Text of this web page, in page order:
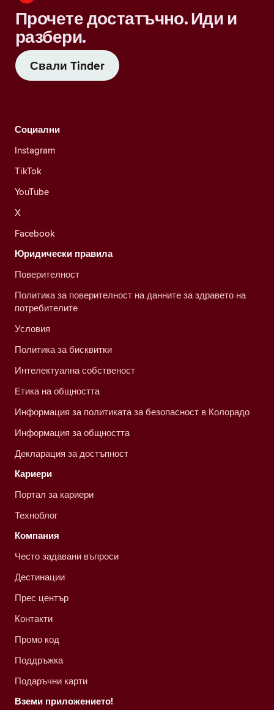
Прочете достатъчно. Иди и
разбери.
Свали Tinder
Социални
Instagram
TikTok
YouTube
X
Facebook
Юридически правила
Поверителност
Политика за поверителност на данните за здравето на
потребителите
Условия
Политика за бисквитки
Интелектуална собственост
Етика на общността
Информация за политиката за безопасност в Колорадо
Информация за общността
Декларация за достъпност
Кариери
Портал за кариери
Техноблог
Компания
Често задавани въпроси
Дестинации
Прес център
Контакти
Промо код
Поддръжка
Подаръчни карти
Вземи приложението!